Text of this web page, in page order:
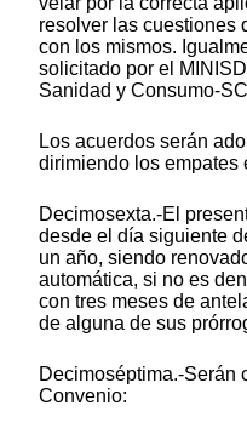
resolver las cuestiones
con los mismos.
solicitado por el
Sanidad y Consumo-
Los acuerdos serán
dirimiendo los empates
Decimosexta.-El
desde el día siguiente
un año, siendo
automática, si no es
con tres meses de
de alguna de sus
Decimoséptima.-Serán
Convenio: